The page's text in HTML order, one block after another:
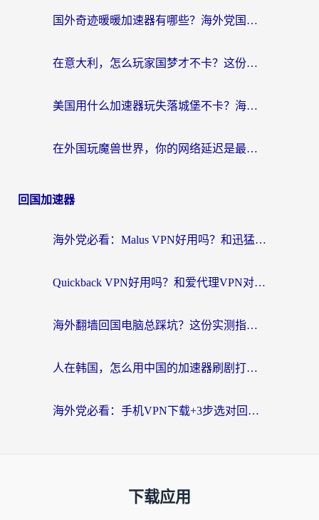
国外奇迹暖暖加速器有哪些？海外党国服游戏畅玩终极指南（附亲测推荐）
在意大利，怎么玩家国梦才不卡？这份终极加速指南请收好
美国用什么加速器玩失落城堡不卡？海外党亲测有效的国服游戏加速指南
在外国玩魔兽世界，你的网络延迟是最大的敌人
回国加速器
海外党必看：Malus VPN好用吗？和迅猛兔VPN对比哪个回国效果更好？附真实体验与避坑指南
Quickback VPN好用吗？和爱代理VPN对比哪个回国效果更好？
海外翻墙回国电脑总踩坑？这份实测指南帮你选对加速器（附ChickCNinitapMalus对比）
人在韩国，怎么用中国的加速器刷剧打游戏？这份真实体验指南给你答案
海外党必看：手机VPN下载+3步选对回国加速器，无缝刷国内资源不再愁
下载应用